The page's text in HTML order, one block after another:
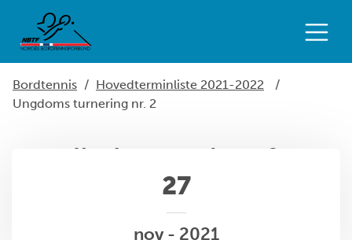
Bordtennis / Hovedterminliste 2021-2022
/
Ungdoms turnering nr. 2
Ungdoms turnering nr. 2
27
nov - 2021